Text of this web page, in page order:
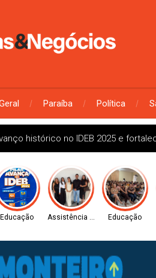
Paraíba Política
histórico no IDEB 2025 e
Educação Assistência SocialEducação